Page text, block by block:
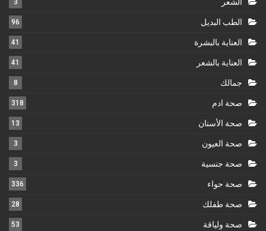
الشعر 3
الطب البديل 96
العناية بالبشرة 41
العناية بالشعر 41
جمالك 8
صحة ادم 318
صحة الأسنان 13
صحة العيون 3
صحة جنسية 3
صحة حواء 336
صحة طفلك 28
صحة ولياقة 53